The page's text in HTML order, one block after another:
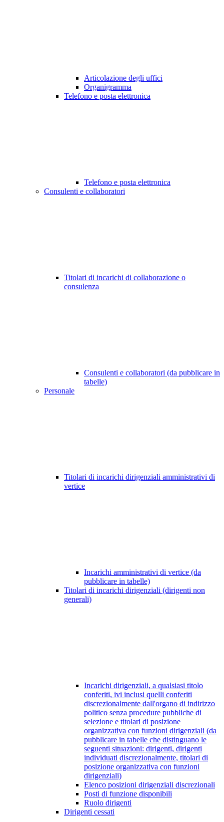
Articolazione degli uffici
Organigramma
Telefono e posta elettronica
Telefono e posta elettronica
Consulenti e collaboratori
Titolari di incarichi di collaborazione o
consulenza
Consulenti e collaboratori (da pubblicare in
tabelle)
Personale
Titolari di incarichi dirigenziali amministrativi di
vertice
Incarichi amministrativi di vertice (da
pubblicare in tabelle)
Titolari di incarichi dirigenziali (dirigenti non
generali)
Incarichi dirigenziali, a qualsiasi titolo
conferiti, ivi inclusi quelli conferiti
discrezionalmente dall'organo di indirizzo
politico senza procedure pubbliche di
selezione e titolari di posizione
organizzativa con funzioni dirigenziali (da
pubblicare in tabelle che distinguano le
seguenti situazioni: dirigenti, dirigenti
individuati discrezionalmente, titolari di
posizione organizzativa con funzioni
dirigenziali)
Elenco posizioni dirigenziali discrezionali
Posti di funzione disponibili
Ruolo dirigenti
Dirigenti cessati